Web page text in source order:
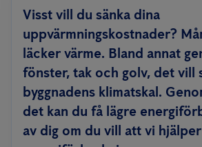
Visst vill du sänka dina
uppvärmningskostnader?
läcker värme. Bland annat
fönster, tak och golv, det vill
byggnadens klimatskal.
det kan du få lägre
av dig om du vill att vi